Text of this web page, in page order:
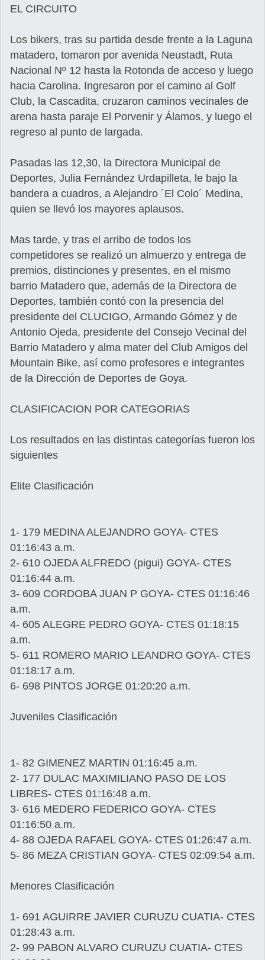
EL CIRCUITO
Los bikers, tras su partida desde frente a la Laguna
matadero, tomaron por avenida Neustadt, Ruta
Nacional Nº 12 hasta la Rotonda de acceso y luego
hacia Carolina. Ingresaron por el camino al Golf
Club, la Cascadita, cruzaron caminos vecinales de
arena hasta paraje El Porvenir y Álamos, y luego el
regreso al punto de largada.
Pasadas las 12,30, la Directora Municipal de
Deportes, Julia Fernández Urdapilleta, le bajo la
bandera a cuadros, a Alejandro ´El Colo´ Medina,
quien se llevó los mayores aplausos.
Mas tarde, y tras el arribo de todos los
competidores se realizó un almuerzo y entrega de
premios, distinciones y presentes, en el mismo
barrio Matadero que, además de la Directora de
Deportes, también contó con la presencia del
presidente del CLUCIGO, Armando Gómez y de
Antonio Ojeda, presidente del Consejo Vecinal del
Barrio Matadero y alma mater del Club Amigos del
Mountain Bike, así como profesores e integrantes
de la Dirección de Deportes de Goya.
CLASIFICACION POR CATEGORIAS
Los resultados en las distintas categorías fueron los
siguientes
Elite Clasificación
1- 179 MEDINA ALEJANDRO GOYA- CTES
01:16:43 a.m.
2- 610 OJEDA ALFREDO (pigui) GOYA- CTES
01:16:44 a.m.
3- 609 CORDOBA JUAN P GOYA- CTES 01:16:46
a.m.
4- 605 ALEGRE PEDRO GOYA- CTES 01:18:15
a.m.
5- 611 ROMERO MARIO LEANDRO GOYA- CTES
01:18:17 a.m.
6- 698 PINTOS JORGE 01:20:20 a.m.
Juveniles Clasificación
1- 82 GIMENEZ MARTIN 01:16:45 a.m.
2- 177 DULAC MAXIMILIANO PASO DE LOS
LIBRES- CTES 01:16:48 a.m.
3- 616 MEDERO FEDERICO GOYA- CTES
01:16:50 a.m.
4- 88 OJEDA RAFAEL GOYA- CTES 01:26:47 a.m.
5- 86 MEZA CRISTIAN GOYA- CTES 02:09:54 a.m.
Menores Clasificación
1- 691 AGUIRRE JAVIER CURUZU CUATIA- CTES
01:28:43 a.m.
2- 99 PABON ALVARO CURUZU CUATIA- CTES